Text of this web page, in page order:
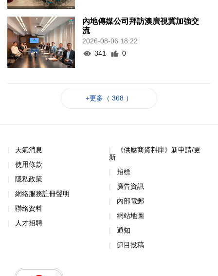
內地傳媒公司拜訪澳廣視冀加強交
流
2026-08-06 18:22
341
0
+更多（ 368 ）
天氣消息
使用條款
隱私政策
網絡服務註冊聲明
聯絡資料
人才招聘
《供應商資料庫》新申請/更
新
招標
廣告資訊
內部電郵
網站地圖
通知
節目投稿